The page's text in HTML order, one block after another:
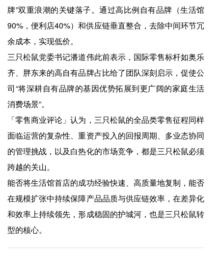
牌”双重浪潮的关键落子。通过高比例自有品牌（生活馆
90%，便利店40%）和供应链垂直整合，去除中间环节冗
余成本，实现低价。
三只松鼠党委书记潘道伟此前表示，国际零售标杆如奥乐
齐、胖东来的高自有品牌占比给了团队深刻启示，促使公
司“将深耕自有品牌的基因优势拓展到更广阔的家庭生活
消费场景”。
「零售商业评论」认为，三只松鼠的全品类零售征程同样
面临运营的复杂性、重资产投入的回报周期、多业态协同
的管理挑战，以及白热化的市场竞争，都是三只松鼠必须
跨越的关山。
能否将生活馆首店的成功经验快速、高质量地复制，能否
在规模扩张中持续保障产品品质与供应链效率，在差异化
和效率上持续领先，形成稳固的护城河，也是三只松鼠转
型的核心。